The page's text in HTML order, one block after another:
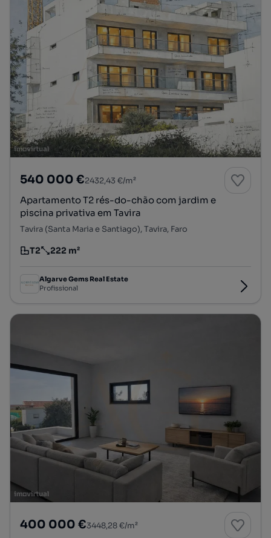
540 000 €2432,43 €/m²
Apartamento T2 rés-do-chão com jardim e
piscina privativa em Tavira
Tavira (Santa Maria e Santiago), Tavira, Faro
Tipologia
T2
Preço por metro quadrado
222 m²
Algarve Gems Real Estate
Profissional
400 000 €3448,28 €/m²